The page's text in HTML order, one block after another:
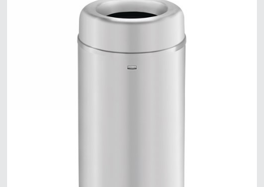
Indonesia
Đài Loan (CN)